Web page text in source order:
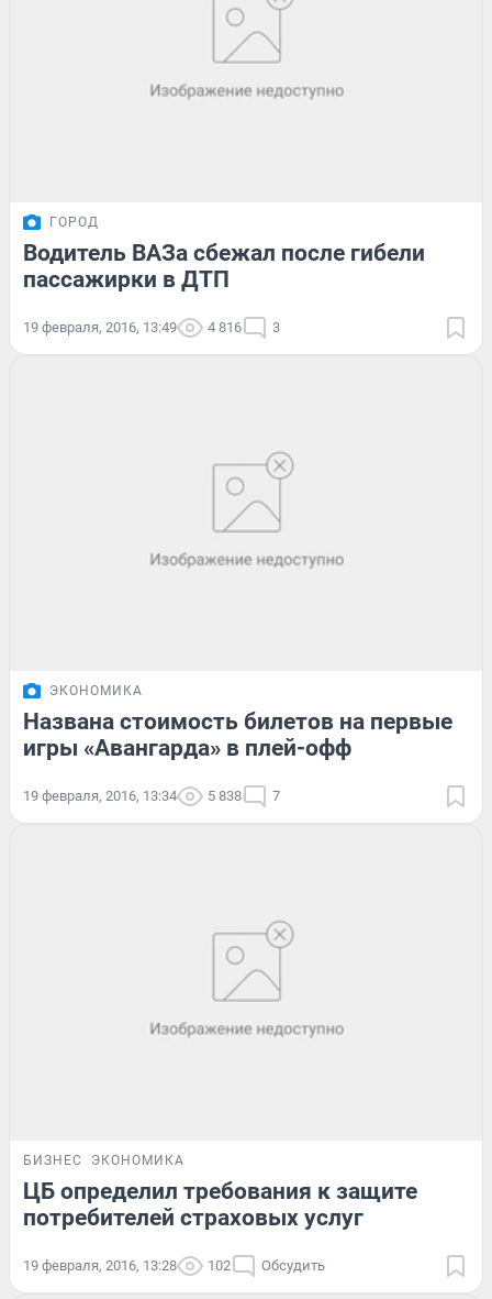
ГОРОД
Водитель ВАЗа сбежал после гибели
пассажирки в ДТП
19 февраля, 2016, 13:49 4 816 3
ЭКОНОМИКА
Названа стоимость билетов на первые
игры «Авангарда» в плей-офф
19 февраля, 2016, 13:34 5 838 7
БИЗНЕС ЭКОНОМИКА
ЦБ определил требования к защите
потребителей страховых услуг
19 февраля, 2016, 13:28 102 Обсудить